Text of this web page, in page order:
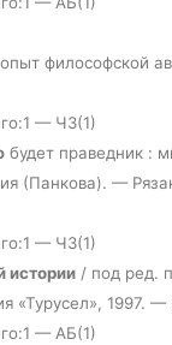
философской
— ЧЗ(1)
будет праведник :
(Панкова). —
— ЧЗ(1)
истории / под ред.
«Турусел», 1997. —
— АБ(1)